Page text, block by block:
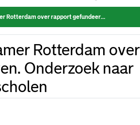
bouwen. Onderzoek naar nieuwbouw en renovatie scholen
Rotterdam over
Onderzoek naar